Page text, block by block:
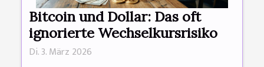
Bitcoin und Dollar: Das oft
ignorierte Wechselkursrisiko
Di. 3. März 2026